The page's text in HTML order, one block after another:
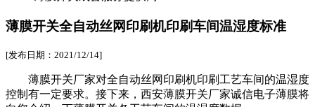
薄膜开关全自动丝网印刷机印刷车间温湿度标准
[发布日期：2021/12/14]
薄膜开关厂家对全自动丝网印刷机印刷工艺车间的温湿度
控制有一定要求。接下来，西安薄膜开关厂家诚信电子薄膜将